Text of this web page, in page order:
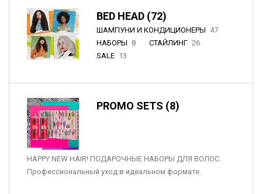
BED HEAD (72)
ШАМПУНИ И КОНДИЦИОНЕРЫ 47
НАБОРЫ 8 СТАЙЛИНГ 26
SALE 13
PROMO SETS (8)
HAPPY NEW HAIR! ПОДАРОЧНЫЕ НАБОРЫ ДЛЯ ВОЛОС.
Профессиональный уход в идеальном формате.